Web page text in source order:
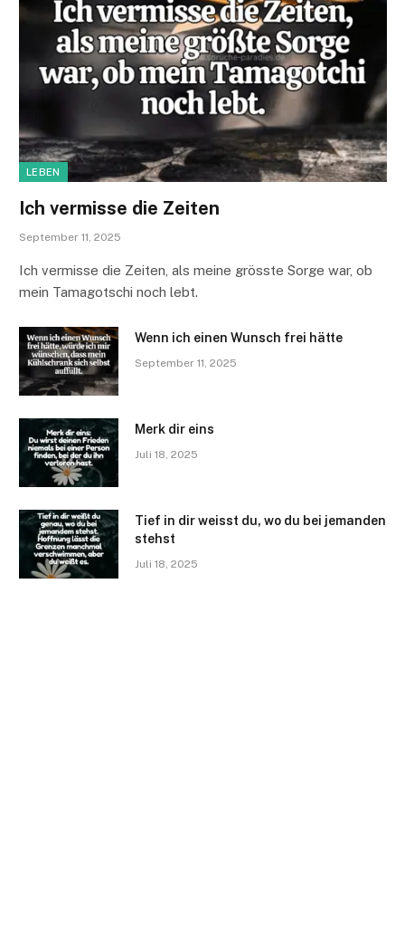
LEBEN
Ich vermisse die Zeiten
September 11, 2025
Ich vermisse die Zeiten, als meine grösste Sorge war, ob
mein Tamagotschi noch lebt.
Wenn ich einen Wunsch frei hätte
September 11, 2025
Merk dir eins
Juli 18, 2025
Tief in dir weisst du, wo du bei jemanden
stehst
Juli 18, 2025